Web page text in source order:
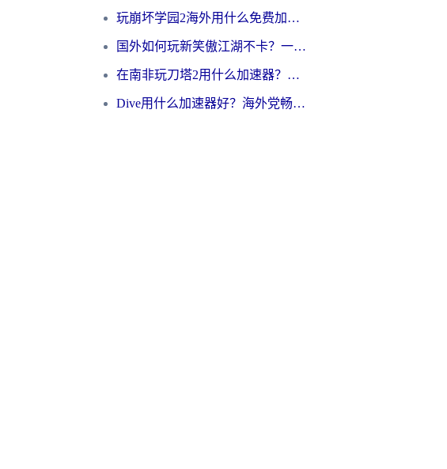
玩崩坏学园2海外用什么免费加速器好？2026海外党亲测国服游戏加速指南
国外如何玩新笑傲江湖不卡？一份给海外游子的终极网络指南
在南非玩刀塔2用什么加速器？一份给海外游子的终极生存指南
Dive用什么加速器好？海外党畅玩国服游戏的终极避坑指南